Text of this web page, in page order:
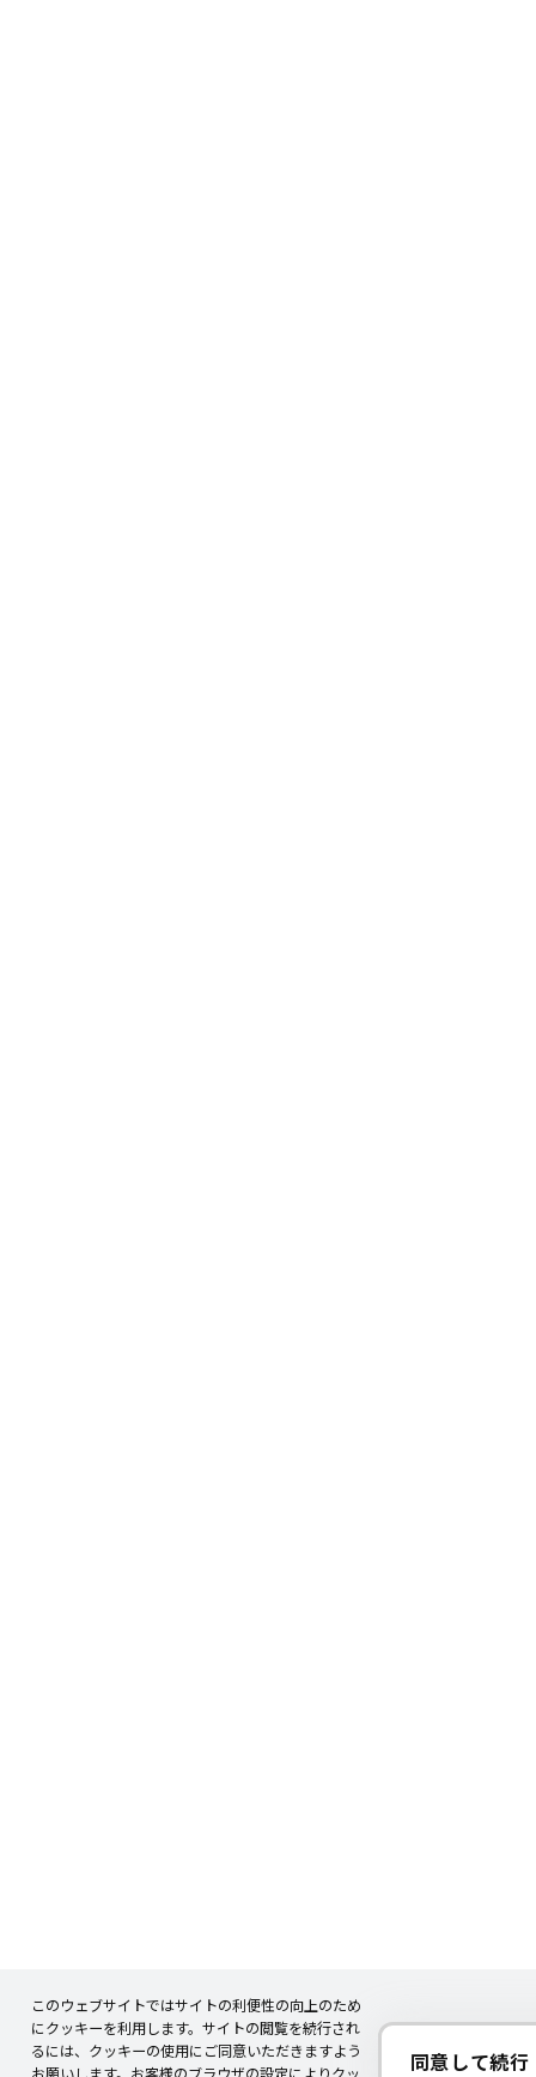
このウェブサイトではサイトの利便性の向上のため
にクッキーを利用します。サイトの閲覧を続行され
るには、クッキーの使用にご同意いただきますよう
同意して続行